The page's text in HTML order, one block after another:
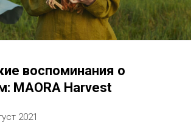
воспоминания о
MAORA Harvest
2021